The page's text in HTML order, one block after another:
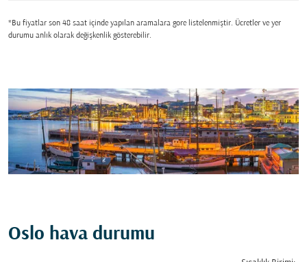
*Bu fiyatlar son 48 saat içinde yapılan aramalara gore listelenmiştir. Ücretler ve yer
durumu anlık olarak değişkenlik gösterebilir.
Oslo hava durumu